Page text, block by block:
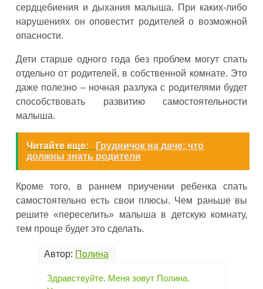
сердцебиения и дыхания малыша. При каких-либо
нарушениях он оповестит родителей о возможной
опасности.
Дети старше одного года без проблем могут спать
отдельно от родителей, в собственной комнате. Это
даже полезно – ночная разлука с родителями будет
способствовать развитию самостоятельности
малыша.
Читайте еще:
Грудничок на даче: что
должны знать родители
Кроме того, в раннем приучении ребенка спать
самостоятельно есть свои плюсы. Чем раньше вы
решите «переселить» малыша в детскую комнату,
тем проще будет это сделать.
Автор: Полина
Здравствуйте. Меня зовут Полина.